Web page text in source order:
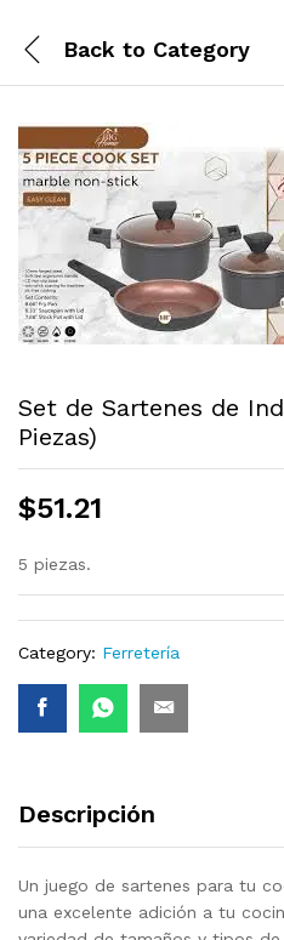
Back to Category
Set de Sartenes de
Piezas)
$51.21
5 piezas.
Category: Ferretería
Descripción
Un juego de sartenes para tu
una excelente adición a tu